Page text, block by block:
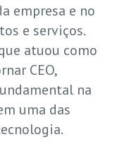
empresa e no
e serviços.
atuou como
CEO,
na
uma das